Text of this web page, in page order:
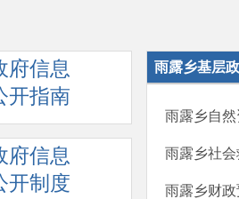
府信息
开指南
府信息
开制度
雨露乡基层
雨露乡自
雨露乡社
雨露乡财